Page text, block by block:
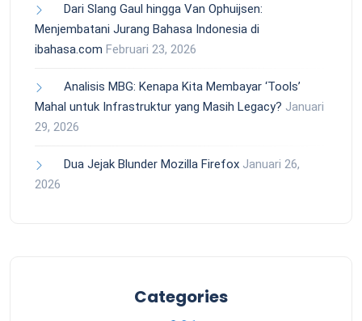
Dari Slang Gaul hingga Van Ophuijsen:
Menjembatani Jurang Bahasa Indonesia di
ibahasa.com Februari 23, 2026
Analisis MBG: Kenapa Kita Membayar ‘Tools’
Mahal untuk Infrastruktur yang Masih Legacy? Januari
29, 2026
Dua Jejak Blunder Mozilla Firefox Januari 26,
2026
Categories